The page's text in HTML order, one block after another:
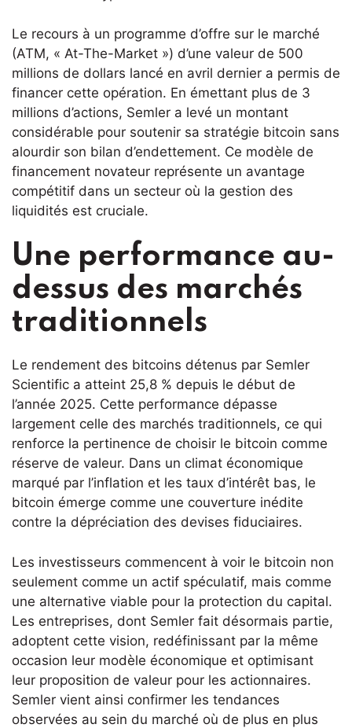
Le recours à un programme d’offre sur le marché
(ATM, « At-The-Market ») d’une valeur de 500
millions de dollars lancé en avril dernier a permis de
financer cette opération. En émettant plus de 3
millions d’actions, Semler a levé un montant
considérable pour soutenir sa stratégie bitcoin sans
alourdir son bilan d’endettement. Ce modèle de
financement novateur représente un avantage
compétitif dans un secteur où la gestion des
liquidités est cruciale.
Une performance au-
dessus des marchés
traditionnels
Le rendement des bitcoins détenus par Semler
Scientific a atteint 25,8 % depuis le début de
l’année 2025. Cette performance dépasse
largement celle des marchés traditionnels, ce qui
renforce la pertinence de choisir le bitcoin comme
réserve de valeur. Dans un climat économique
marqué par l’inflation et les taux d’intérêt bas, le
bitcoin émerge comme une couverture inédite
contre la dépréciation des devises fiduciaires.
Les investisseurs commencent à voir le bitcoin non
seulement comme un actif spéculatif, mais comme
une alternative viable pour la protection du capital.
Les entreprises, dont Semler fait désormais partie,
adoptent cette vision, redéfinissant par la même
occasion leur modèle économique et optimisant
leur proposition de valeur pour les actionnaires.
Semler vient ainsi confirmer les tendances
observées au sein du marché où de plus en plus